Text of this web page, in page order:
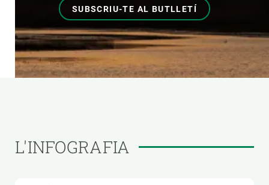
SUBSCRIU-TE AL BUTLLETÍ
L'INFOGRAFIA